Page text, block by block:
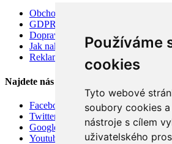
Používáme
cookies
Tyto webové
soubory cookies
nástroje s cílem
uživatelského
Obchodní podmínky
GDPR
Doprava
Jak nakupovat
Reklamace
Najdete nás
Facebook
Twitter
Google
Youtube